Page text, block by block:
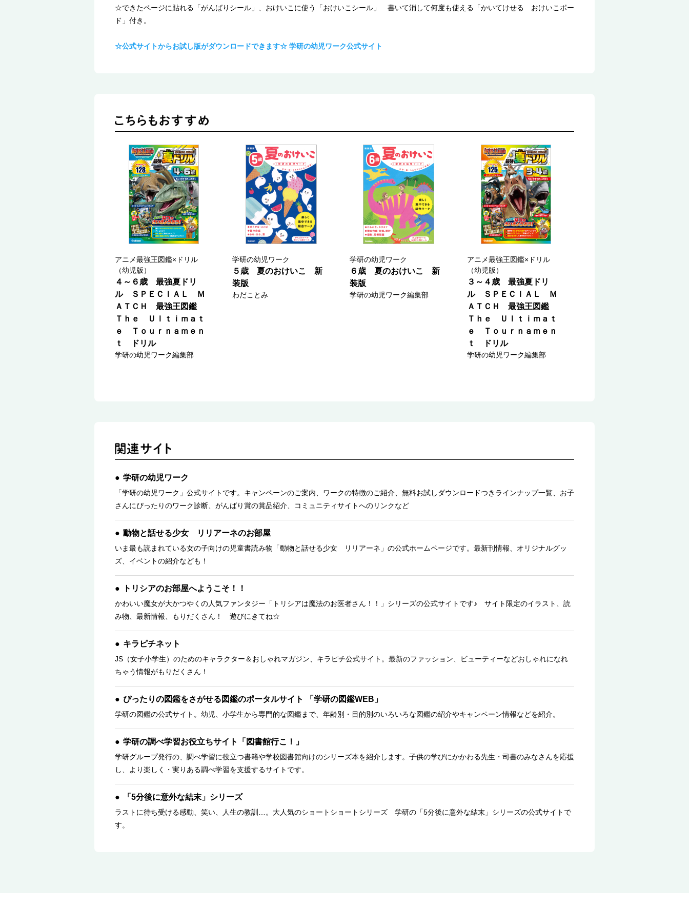
☆できたページに貼れる「がんばりシール」、おけいこに使う「おけいこシール」 書いて消して何度も使える「かいてけせる おけいこボー
ド」付き。
☆公式サイトからお試し版がダウンロードできます☆ 学研の幼児ワーク公式サイト
アニメ最強王図鑑×ドリル
（幼児版）
４～６歳 最強夏ドリ
ル ＳＰＥＣＩＡＬ Ｍ
ＡＴＣＨ 最強王図鑑
Ｔｈｅ Ｕｌｔｉｍａｔ
ｅ Ｔｏｕｒｎａｍｅｎ
ｔ ドリル
学研の幼児ワーク編集部
学研の幼児ワーク
５歳 夏のおけいこ 新
装版
わだことみ
学研の幼児ワーク
６歳 夏のおけいこ 新
装版
学研の幼児ワーク編集部
アニメ最強王図鑑×ドリル
（幼児版）
３～４歳 最強夏ドリ
ル ＳＰＥＣＩＡＬ Ｍ
ＡＴＣＨ 最強王図鑑
Ｔｈｅ Ｕｌｔｉｍａｔ
ｅ Ｔｏｕｒｎａｍｅｎ
ｔ ドリル
学研の幼児ワーク編集部
学研の幼児ワーク
「学研の幼児ワーク」公式サイトです。キャンペーンのご案内、ワークの特徴のご紹介、無料お試しダウンロードつきラインナップ一覧、お子
さんにぴったりのワーク診断、がんばり賞の賞品紹介、コミュニティサイトへのリンクなど
動物と話せる少女 リリアーネのお部屋
いま最も読まれている女の子向けの児童書読み物「動物と話せる少女 リリアーネ」の公式ホームページです。最新刊情報、オリジナルグッ
ズ、イベントの紹介なども！
トリシアのお部屋へようこそ！！
かわいい魔女が大かつやくの人気ファンタジー「トリシアは魔法のお医者さん！！」シリーズの公式サイトです♪ サイト限定のイラスト、読
み物、最新情報、もりだくさん！ 遊びにきてね☆
キラピチネット
JS（女子小学生）のためのキャラクター＆おしゃれマガジン、キラピチ公式サイト。最新のファッション、ビューティーなどおしゃれになれ
ちゃう情報がもりだくさん！
ぴったりの図鑑をさがせる図鑑のポータルサイト 「学研の図鑑WEB」
学研の図鑑の公式サイト。幼児、小学生から専門的な図鑑まで、年齢別・目的別のいろいろな図鑑の紹介やキャンペーン情報などを紹介。
学研の調べ学習お役立ちサイト「図書館行こ！」
学研グループ発行の、調べ学習に役立つ書籍や学校図書館向けのシリーズ本を紹介します。子供の学びにかかわる先生・司書のみなさんを応援
し、より楽しく・実りある調べ学習を支援するサイトです。
「5分後に意外な結末」シリーズ
ラストに待ち受ける感動、笑い、人生の教訓…。大人気のショートショートシリーズ 学研の「5分後に意外な結末」シリーズの公式サイトで
す。